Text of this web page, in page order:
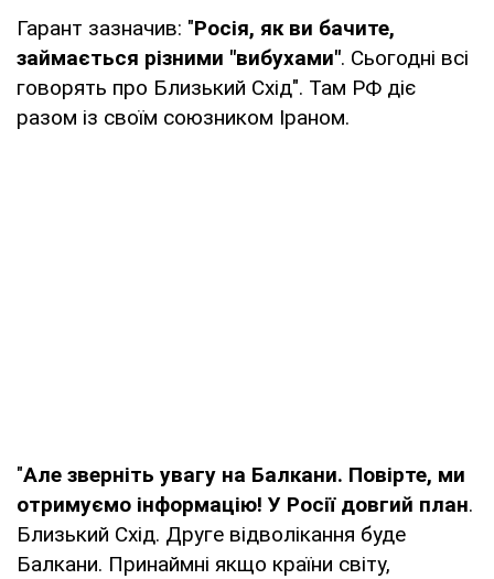
Гарант зазначив: "Росія, як ви бачите,
займається різними "вибухами". Сьогодні всі
говорять про Близький Схід". Там РФ діє
разом із своїм союзником Іраном.
"Але зверніть увагу на Балкани. Повірте, ми
отримуємо інформацію! У Росії довгий план.
Близький Схід. Друге відволікання буде
Балкани. Принаймні якщо країни світу,